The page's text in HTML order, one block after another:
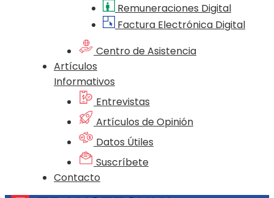
Remuneraciones Digital
Factura Electrónica Digital
Centro de Asistencia
Artículos
Informativos
Entrevistas
Artículos de Opinión
Datos Útiles
Suscríbete
Contacto